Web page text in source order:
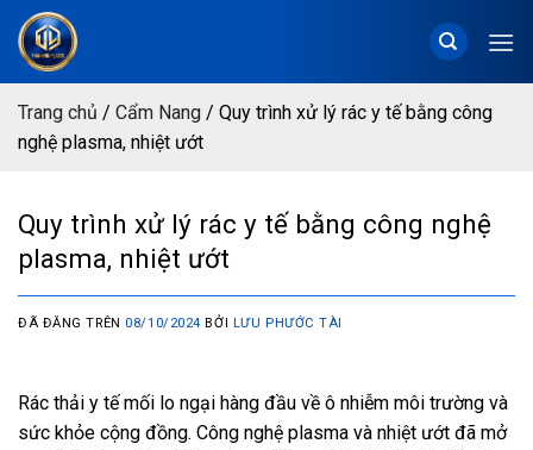
Chuyển
đến
dungTrang chủ / Cẩm Nang / Quy trình xử lý rác y tế bằng công
nghệ plasma, nhiệt ướt
Quy trình xử lý rác y tế bằng công nghệ
plasma, nhiệt ướt
ĐÃ ĐĂNG TRÊN 08/10/2024 BỞI LƯU PHƯỚC TÀI
Rác thải y tế mối lo ngại hàng đầu về ô nhiễm môi trường và
sức khỏe cộng đồng. Công nghệ plasma và nhiệt ướt đã mở